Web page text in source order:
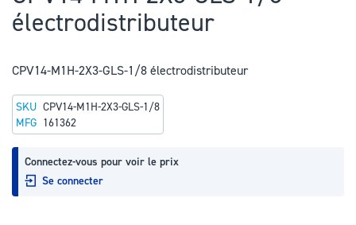
au
début
la
d’images
électrodistributeur
CPV14-M1H-2X3-GLS-1/8 électrodistributeur
Connectez-vous pour voir le prix
Se connecter
SKU CPV14-M1H-2X3-GLS-1/8
MFG 161362